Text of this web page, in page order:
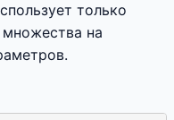
только
на